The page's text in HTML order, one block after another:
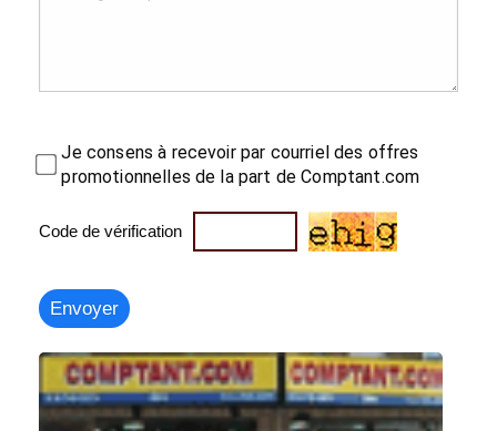
Je consens à recevoir par courriel des offres
promotionnelles de la part de Comptant.com
Code de vérification